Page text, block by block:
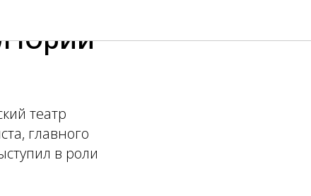
Юрий
театр
главного
в роли